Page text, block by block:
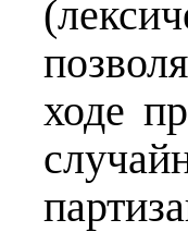
ходе